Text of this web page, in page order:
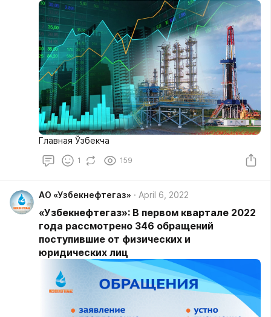
Главная Ўзбекча
1 159
АО «Узбекнефтегаз» April 6, 2022
«Узбекнефтегаз»: В первом квартале 2022
года рассмотрено 346 обращений
поступившие от физических и
юридических лиц